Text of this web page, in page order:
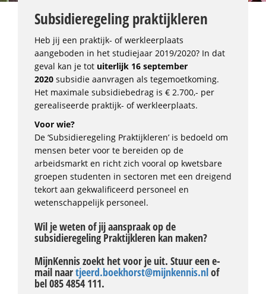
Subsidieregeling praktijkleren
Heb jij een praktijk- of werkleerplaats
aangeboden in het studiejaar 2019/2020? In dat
geval kan je tot uiterlijk 16 september
2020 subsidie aanvragen als tegemoetkoming.
Het maximale subsidiebedrag is € 2.700,- per
gerealiseerde praktijk- of werkleerplaats.
Voor wie?
De ‘Subsidieregeling Praktijkleren’ is bedoeld om
mensen beter voor te bereiden op de
arbeidsmarkt en richt zich vooral op kwetsbare
groepen studenten in sectoren met een dreigend
tekort aan gekwalificeerd personeel en
wetenschappelijk personeel.
Wil je weten of jij aanspraak op de
subsidieregeling Praktijkleren kan maken?
MijnKennis zoekt het voor je uit. Stuur een e-
mail naartjeerd.boekhorst@mijnkennis.nlof
bel 085 4854 111.